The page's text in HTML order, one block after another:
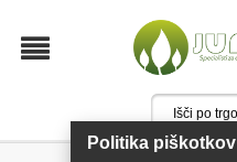
Politika piškotkov